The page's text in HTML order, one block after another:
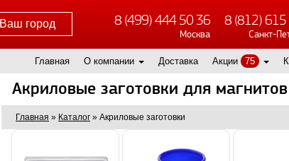
Ваш город 8 (499) 444 50 36
Москва
8 (812)
Санкт-
Главная О компании Доставка Акции 75
Акриловые заготовки для
Главная » Каталог » Акриловые заготовки